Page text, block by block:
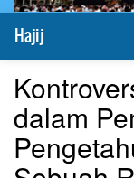
Hajij
dalam